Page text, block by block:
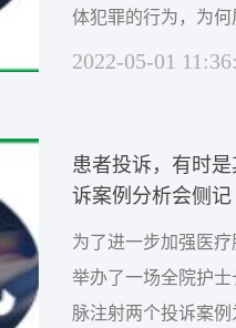
体犯罪的行为，为
从机制上去找原因
2022-05-01
患者投诉，有时
诉案例分析会侧记
为了进一步加强医
举办了一场全院护
脉注射两个投诉案